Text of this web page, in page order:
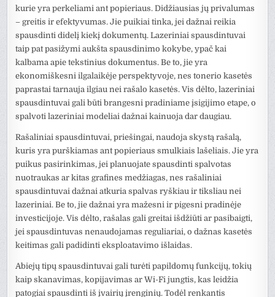
kurie yra perkeliami ant popieriaus. Didžiausias jų privalumas
– greitis ir efektyvumas. Jie puikiai tinka, jei dažnai reikia
spausdinti didelį kiekį dokumentų. Lazeriniai spausdintuvai
taip pat pasižymi aukšta spausdinimo kokybe, ypač kai
kalbama apie tekstinius dokumentus. Be to, jie yra
ekonomiškesni ilgalaikėje perspektyvoje, nes tonerio kasetės
paprastai tarnauja ilgiau nei rašalo kasetės. Vis dėlto, lazeriniai
spausdintuvai gali būti brangesni pradiniame įsigijimo etape, o
spalvoti lazeriniai modeliai dažnai kainuoja dar daugiau.
Rašaliniai spausdintuvai, priešingai, naudoja skystą rašalą,
kuris yra purškiamas ant popieriaus smulkiais lašeliais. Jie yra
puikus pasirinkimas, jei planuojate spausdinti spalvotas
nuotraukas ar kitas grafines medžiagas, nes rašaliniai
spausdintuvai dažnai atkuria spalvas ryškiau ir tiksliau nei
lazeriniai. Be to, jie dažnai yra mažesni ir pigesni pradinėje
investicijoje. Vis dėlto, rašalas gali greitai išdžiūti ar pasibaigti,
jei spausdintuvas nenaudojamas reguliariai, o dažnas kasetės
keitimas gali padidinti eksploatavimo išlaidas.
Abiejų tipų spausdintuvai gali turėti papildomų funkcijų, tokių
kaip skanavimas, kopijavimas ar Wi-Fi jungtis, kas leidžia
patogiai spausdinti iš įvairių įrenginių. Todėl renkantis